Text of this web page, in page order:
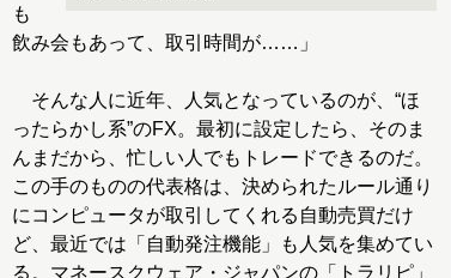
も
飲み会もあって、取引時間が……」
そんな人に近年、人気となっているのが、“ほ
ったらかし系”のFX。最初に設定したら、そのま
んまだから、忙しい人でもトレードできるのだ。
この手のものの代表格は、決められたルール通り
にコンピュータが取引してくれる自動売買だけ
ど、最近では「自動発注機能」も人気を集めてい
る。マネースクウェア・ジャパンの「トラリピ」